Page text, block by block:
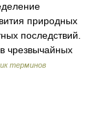
природных
последствий.
чрезвычайных
терминов